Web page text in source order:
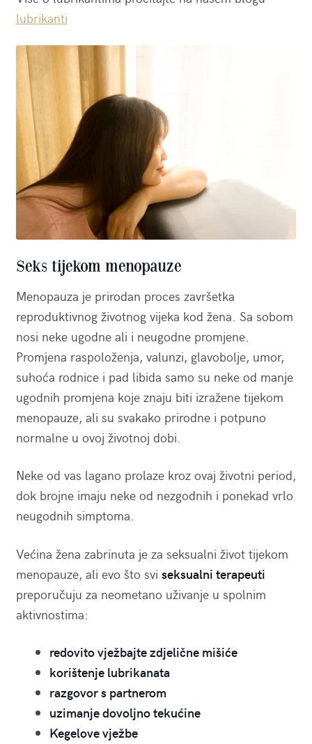
lubrikanti
Seks tijekom menopauze
Menopauza je prirodan proces završetka
reproduktivnog životnog vijeka kod žena. Sa sobom
nosi neke ugodne ali i neugodne promjene.
Promjena raspoloženja, valunzi, glavobolje, umor,
suhoća rodnice i pad libida samo su neke od manje
ugodnih promjena koje znaju biti izražene tijekom
menopauze, ali su svakako prirodne i potpuno
normalne u ovoj životnoj dobi.
Neke od vas lagano prolaze kroz ovaj životni period,
dok brojne imaju neke od nezgodnih i ponekad vrlo
neugodnih simptoma.
Većina žena zabrinuta je za seksualni život tijekom
menopauze, ali evo što svi seksualni terapeuti
preporučuju za neometano uživanje u spolnim
aktivnostima:
redovito vježbajte zdjelične mišiće
korištenje lubrikanata
razgovor s partnerom
uzimanje dovoljno tekućine
Kegelove vježbe